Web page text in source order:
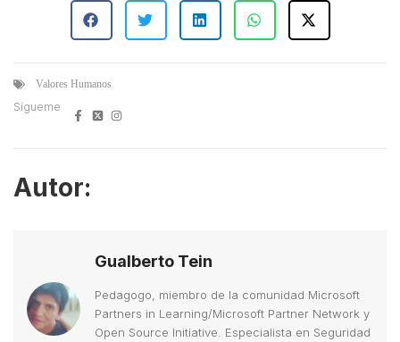
Valores Humanos
Sígueme
Autor:
Gualberto Tein
Pedagogo, miembro de la comunidad Microsoft
Partners in Learning/Microsoft Partner Network y
Open Source Initiative. Especialista en Seguridad